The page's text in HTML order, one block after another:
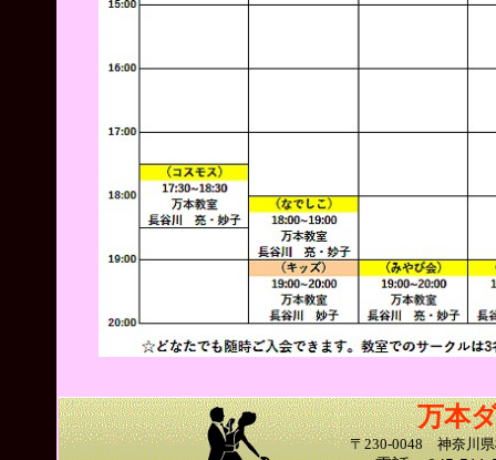
万本
〒230-0048 神奈川県